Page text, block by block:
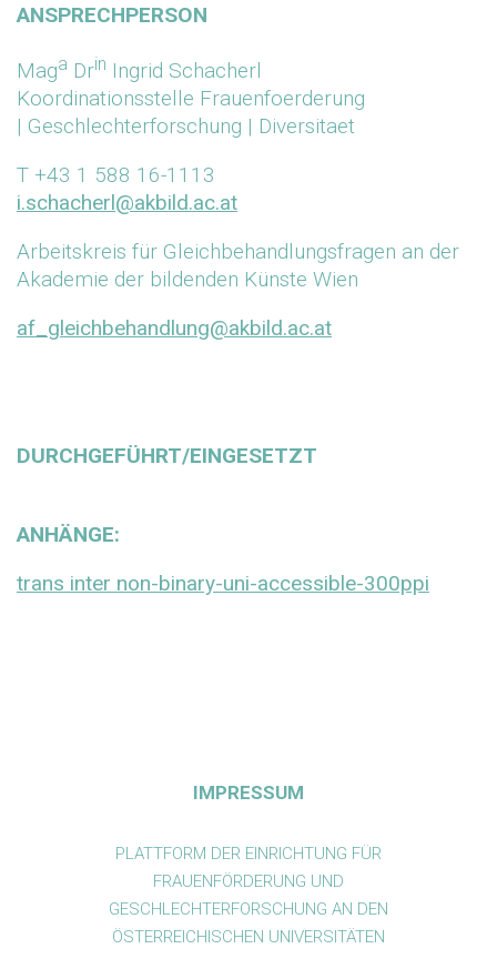
ANSPRECHPERSON
Maga Drin Ingrid Schacherl
Koordinationsstelle Frauenfoerderung
| Geschlechterforschung | Diversitaet
T +43 1 588 16-1113
i.schacherl@akbild.ac.at
Arbeitskreis für Gleichbehandlungsfragen an der
Akademie der bildenden Künste Wien
af_gleichbehandlung@akbild.ac.at
DURCHGEFÜHRT/EINGESETZT
ANHÄNGE:
trans inter non-binary-uni-accessible-300ppi
IMPRESSUM
PLATTFORM DER EINRICHTUNG FÜR
FRAUENFÖRDERUNG UND
GESCHLECHTERFORSCHUNG AN DEN
ÖSTERREICHISCHEN UNIVERSITÄTEN